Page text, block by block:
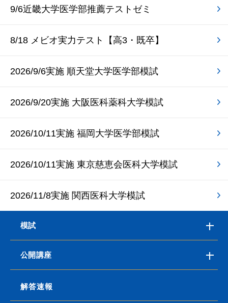
9/6近畿大学医学部推薦テストゼミ
8/18 メビオ実力テスト【高3・既卒】
2026/9/6実施 順天堂大学医学部模試
2026/9/20実施 大阪医科薬科大学模試
2026/10/11実施 福岡大学医学部模試
2026/10/11実施 東京慈恵会医科大学模試
2026/11/8実施 関西医科大学模試
模試
公開講座
解答速報